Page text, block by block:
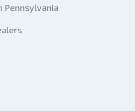
Pennsylvania